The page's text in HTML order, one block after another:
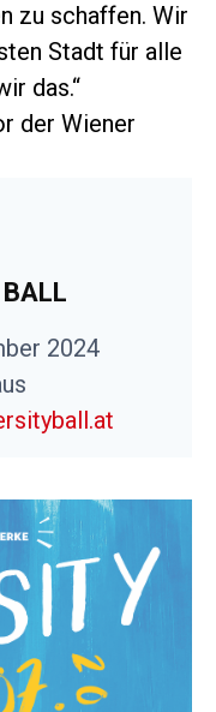
zu schaffen. Wir
Stadt für alle
das.“
der Wiener
2024